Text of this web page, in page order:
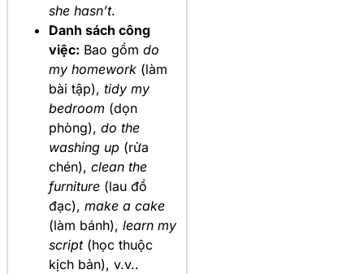
she hasn’t.
Danh sách công
việc: Bao gồm do
my homework (làm
bài tập), tidy my
bedroom (dọn
phòng), do the
washing up (rửa
chén), clean the
furniture (lau đồ
đạc), make a cake
(làm bánh), learn my
script(học thuộc
kịch bản), v.v..